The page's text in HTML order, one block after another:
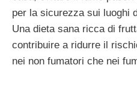
per la sicurezza sui luoghi
Una dieta sana ricca di
contribuire a ridurre il
nei non fumatori che nei